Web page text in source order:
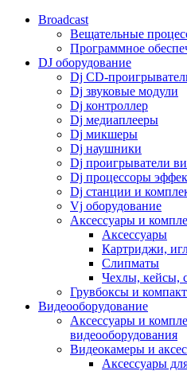
Broadcast
Вещательные
Программное
DJ оборудование
Dj CD-
Dj звуковые модули
Dj контроллер
Dj медиаплееры
Dj микшеры
Dj наушники
Dj проигрыватели
Dj процессоры
Dj станции и
Vj оборудование
Аксессуары и
Аксессуары
Картриджи,
Слипматы
Чехлы, кейсы,
Грувбоксы и
Видеооборудование
Аксессуары и
видеооборудования
Видеокамеры и
Аксессуары